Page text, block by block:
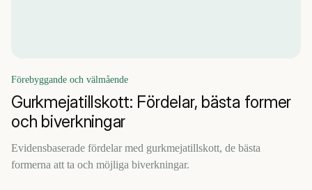
Förebyggande och välmående
Gurkmejatillskott: Fördelar, bästa former
och biverkningar
Evidensbaserade fördelar med gurkmejatillskott, de bästa
formerna att ta och möjliga biverkningar.